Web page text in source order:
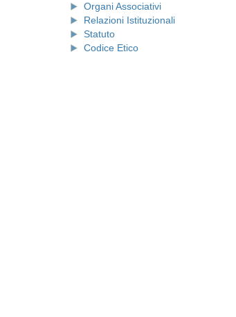
Organi Associativi
Relazioni Istituzionali
Statuto
Codice Etico